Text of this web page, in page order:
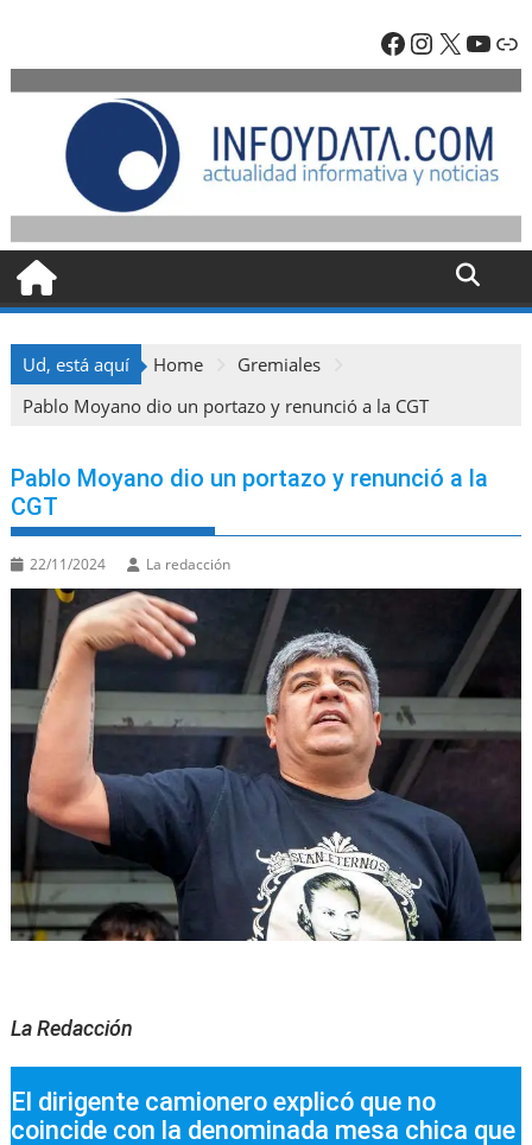
content
Facebook
X
Ud, está aquí Home
Gremiales
Pablo Moyano dio un portazo y renunció a la CGT
Pablo Moyano dio un portazo y renunció a la
CGT
22/11/2024 La redacción
La Redacción
El dirigente camionero explicó que no
coincide con la denominada mesa chica que